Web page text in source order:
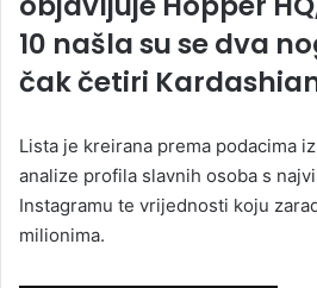
10 našla su se dva
čak četiri
Lista je kreirana prema podacima
analize profila slavnih osoba s
Instagramu te vrijednosti koju
milionima.